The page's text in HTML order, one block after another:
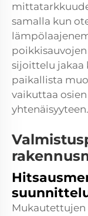
samalla kun
sijoittelu jakaa
paikallista
vaikuttaa
yhtenäisyyteen.